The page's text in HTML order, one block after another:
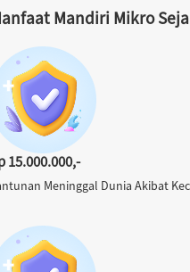
Mandiri Mikro
15.000.000,-
Meninggal Dunia Akibat